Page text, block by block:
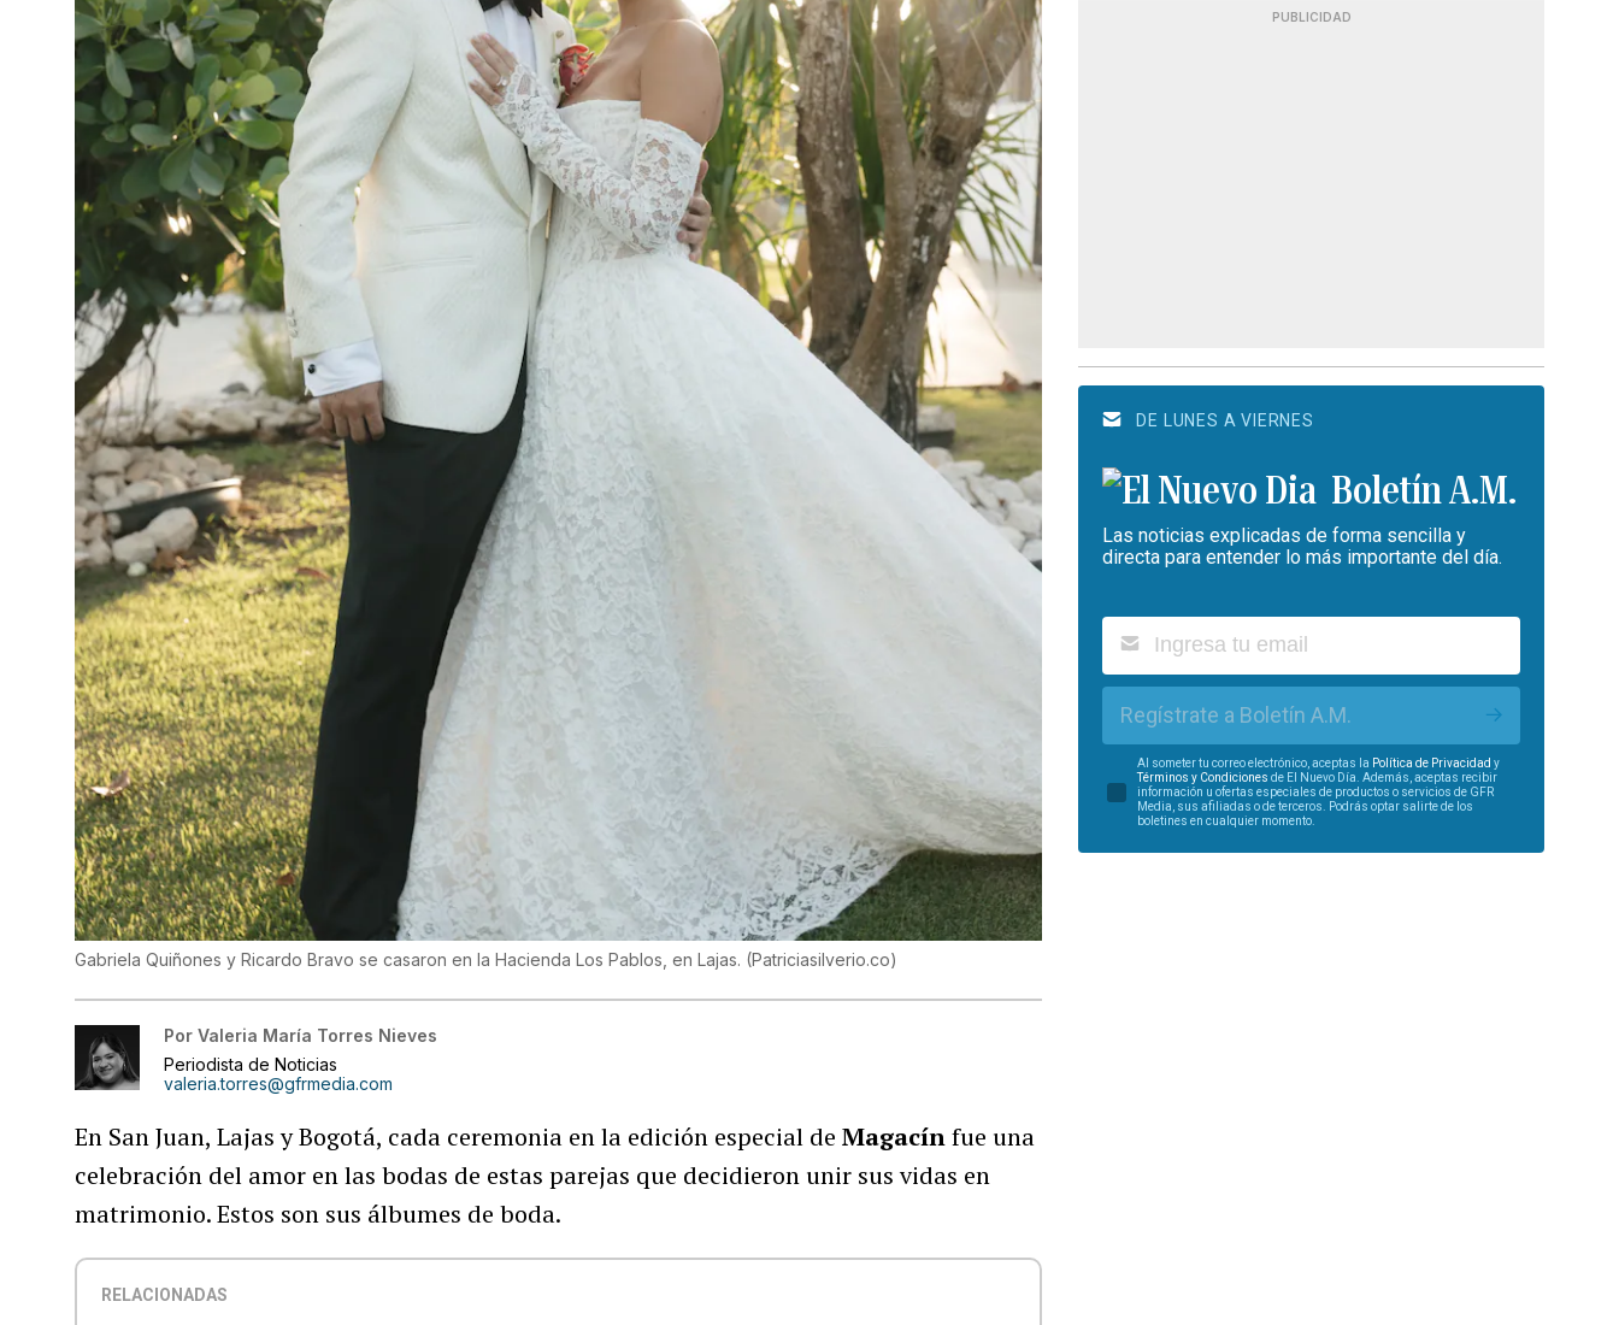
Gabriela Quiñones y Ricardo Bravo se casaron en la Hacienda Los Pablos, en Lajas. (Patriciasilverio.co)
Por Valeria María Torres Nieves
Periodista de Noticias
valeria.torres@gfrmedia.com
En San Juan, Lajas y Bogotá, cada ceremonia en la edición especial deMagacínfue una
celebración del amor en las bodas de estas parejas que decidieron unir sus vidas en
matrimonio. Estos son sus álbumes de boda.
RELACIONADAS
PUBLICIDAD
DE LUNES A VIERNES
Boletín A.M.
Las noticias explicadas de forma sencilla y
directa para entender lo más importante del día.
Regístrate a Boletín A.M.
Al someter tu correo electrónico, aceptas la Política de Privacidad y
Términos y Condiciones de El Nuevo Día. Además, aceptas recibir
información u ofertas especiales de productos o servicios de GFR
Media, sus afiliadas o de terceros. Podrás optar salirte de los
boletines en cualquier momento.